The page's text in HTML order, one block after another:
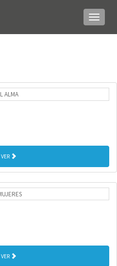
Menú
de
VER
VER